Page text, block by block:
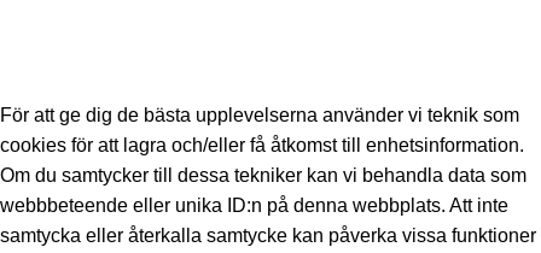
För att ge dig de bästa upplevelserna använder vi teknik som
cookies för att lagra och/eller få åtkomst till enhetsinformation.
Om du samtycker till dessa tekniker kan vi behandla data som
webbbeteende eller unika ID:n på denna webbplats. Att inte
samtycka eller återkalla samtycke kan påverka vissa funktioner